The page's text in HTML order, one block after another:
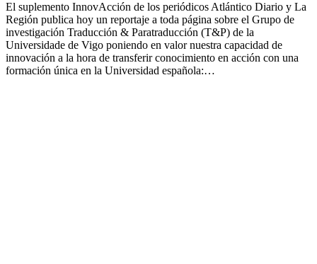
El suplemento InnovAcción de los periódicos Atlántico Diario y La
Región publica hoy un reportaje a toda página sobre el Grupo de
investigación Traducción & Paratraducción (T&P) de la
Universidade de Vigo poniendo en valor nuestra capacidad de
innovación a la hora de transferir conocimiento en acción con una
formación única en la Universidad española:…